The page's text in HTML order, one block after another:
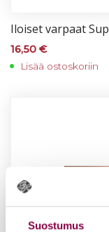
Suostumus
Iloi­set var­paat
16,50 €
Lisää ostoskoriin